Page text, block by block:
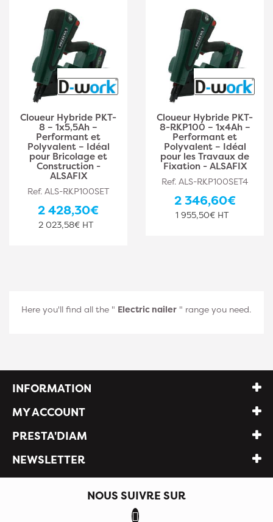
Cloueur Hybride PKT-
8 – 1x5,5Ah –
Performant et
Polyvalent – Idéal
pour Bricolage et
Construction -
ALSAFIX
Ref. ALS-RKP100SET
2 428,30€
2 023,58€ HT
Cloueur Hybride PKT-
8-RKP100 – 1x4Ah –
Performant et
Polyvalent – Idéal
pour les Travaux de
Fixation - ALSAFIX
Ref. ALS-RKP100SET4
2 346,60€
1 955,50€ HT
Here you'll find all the " Electric nailer " range you need.
INFORMATION
MY ACCOUNT
PRESTA'DIAM
NEWSLETTER
NOUS SUIVRE SUR